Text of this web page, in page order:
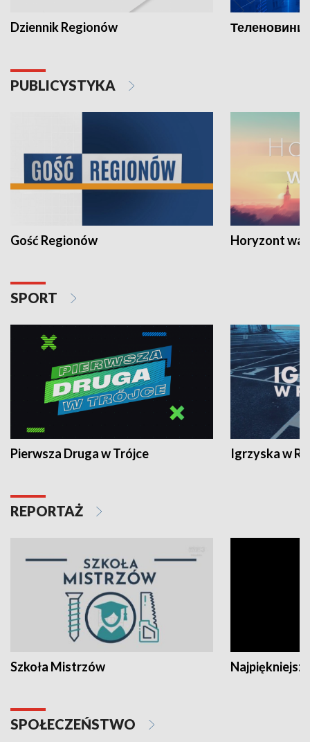
Dziennik Regionów Теленовини
PUBLICYSTYKA
Gość Regionów Horyzont
SPORT
Pierwsza Druga w Trójce Igrzyska w
REPORTAŻ
Szkoła Mistrzów
SPOŁECZEŃSTWO